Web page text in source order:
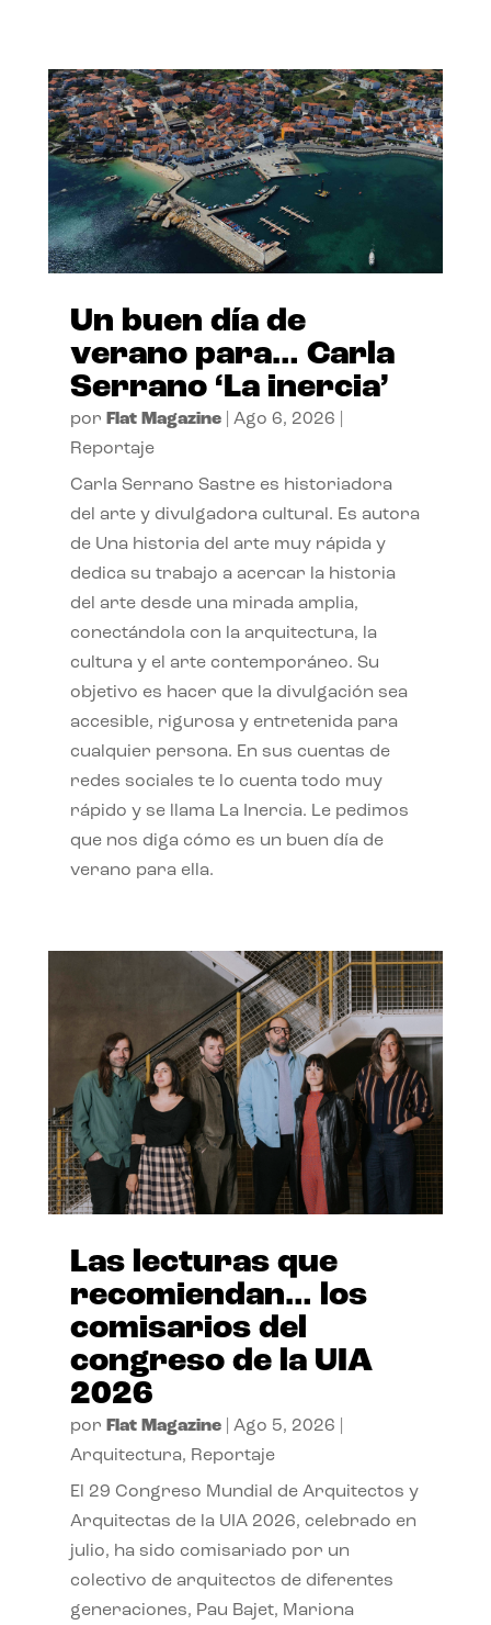
Un buen día de
verano para… Carla
Serrano ‘La inercia’
por Flat Magazine| Ago 6, 2026
Reportaje
Carla Serrano Sastre es historiadora
del arte y divulgadora cultural. Es autora
de Una historia del arte muy rápida y
dedica su trabajo a acercar la historia
del arte desde una mirada amplia,
conectándola con la arquitectura, la
cultura y el arte contemporáneo. Su
objetivo es hacer que la divulgación sea
accesible, rigurosa y entretenida para
cualquier persona. En sus cuentas de
redes sociales te lo cuenta todo muy
rápido y se llama La Inercia. Le pedimos
que nos diga cómo es un buen día de
verano para ella.
Las lecturas que
recomiendan… los
comisarios del
congreso de la UIA
2026
por Flat Magazine| Ago 5, 2026
Arquitectura, Reportaje
El 29 Congreso Mundial de Arquitectos y
Arquitectas de la UIA 2026, celebrado en
julio, ha sido comisariado por un
colectivo de arquitectos de diferentes
generaciones, Pau Bajet, Mariona